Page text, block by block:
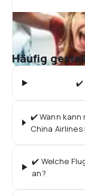
Häufig
✔️
✔️ Wann kann
China
✔️ Welche
an?